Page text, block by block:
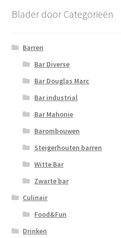
Blader door Categorieën
Barren
Bar Diverse
Bar Douglas Marc
Bar industrial
Bar Mahonie
Barombouwen
Steigerhouten barren
Witte Bar
Zwarte bar
Culinair
Food&Fun
Drinken